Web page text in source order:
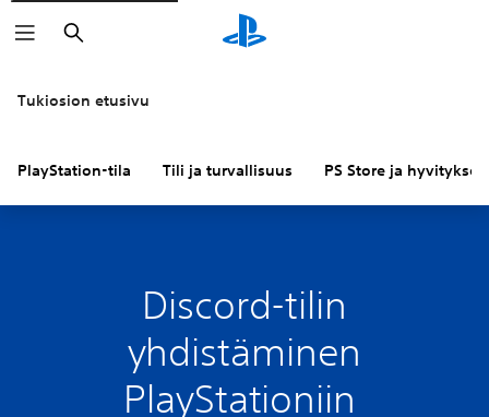
Haku
Tukiosion etusivu
PlayStation-tila Tili ja turvallisuus PS Store ja hyvitykset
Discord-tilin
yhdistäminen
PlayStationiin